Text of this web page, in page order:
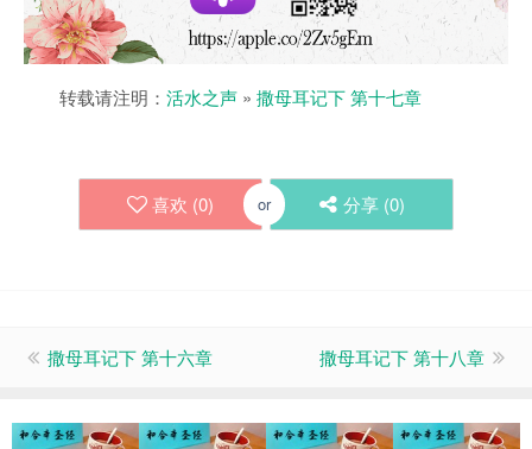
转载请注明： 活水之声 » 撒母耳记下 第十七章
喜欢 (0) or 分享 (0)
撒母耳记下 第十六章 撒母耳记下 第十八章